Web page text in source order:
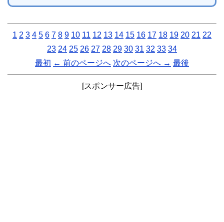
1 2 3 4 5 6 7 8 9 10 11 12 13 14 15 16 17 18 19 20 21 22
23 24 25 26 27 28 29 30 31 32 33 34
最初 ← 前のページへ 次のページへ → 最後
[スポンサー広告]